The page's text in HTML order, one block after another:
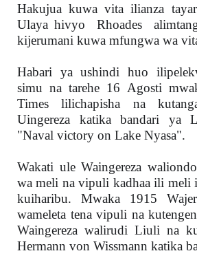
Hakujua kuwa vita ilianza
Ulaya hivyo Rhoades
kijerumani kuwa mfungwa wa
Habari ya ushindi huo
simu na tarehe 16 Agosti
Times lilichapisha na
Uingereza katika bandari ya
"Naval victory on Lake Nyasa".
Wakati ule Waingereza
wa meli na vipuli kadhaa ili meli
kuiharibu. Mwaka 1915
wameleta tena vipuli na
Waingereza walirudi Liuli na
Hermann von Wissmann katika